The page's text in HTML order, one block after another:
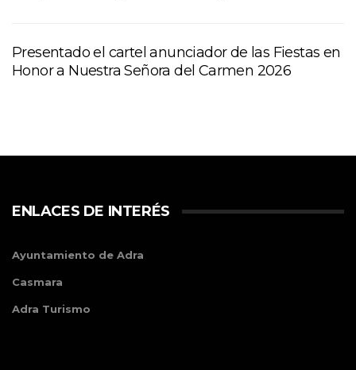
Presentado el cartel anunciador de las Fiestas en
Honor a Nuestra Señora del Carmen 2026
ENLACES DE INTERÉS
Ayuntamiento de Adra
Casmara
Adra Turismo